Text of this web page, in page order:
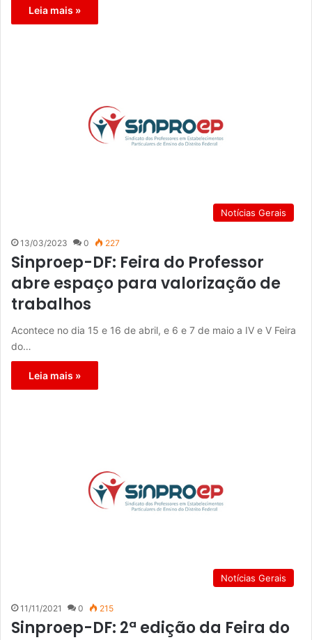
Leia mais »
Notícias Gerais
13/03/2023 0 227
Sinproep-DF: Feira do Professor
abre espaço para valorização de
trabalhos
Acontece no dia 15 e 16 de abril, e 6 e 7 de maio a IV e V Feira
do…
Leia mais »
Notícias Gerais
11/11/2021 0 215
Sinproep-DF: 2ª edição da Feira do